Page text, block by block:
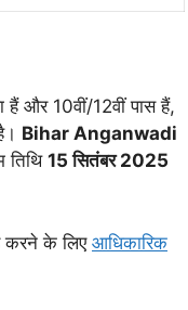
हैं और 10वीं/12वीं पास हैं,
Bihar Anganwadi
तिथि 15 सितंबर 2025
करने के लिए आधिकारिक